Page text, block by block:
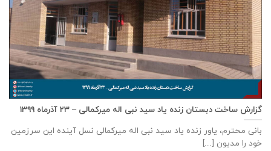
گزارش ساخت دبستان زنده ياد سيد نبی اله ميركمالی – ۲۳ آذر‌ماه ۱۳۹۹
بانی محترم، یاور زنده ياد سيد نبی اله ميركمالی نسل آینده این سرزمین
خود را مدیون [...]